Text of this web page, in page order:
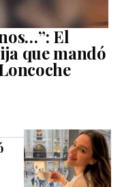
El
que mandó